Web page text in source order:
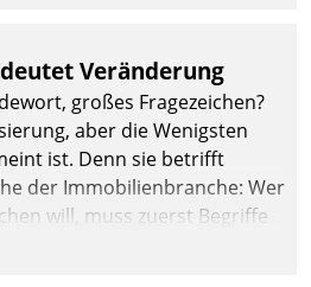
Veränderung
großes Fragezeichen?
aber die Wenigsten
ist. Denn sie betrifft
der Immobilienbranche: Wer
will, muss zuerst Begriffe
betriebliche Optimierung: